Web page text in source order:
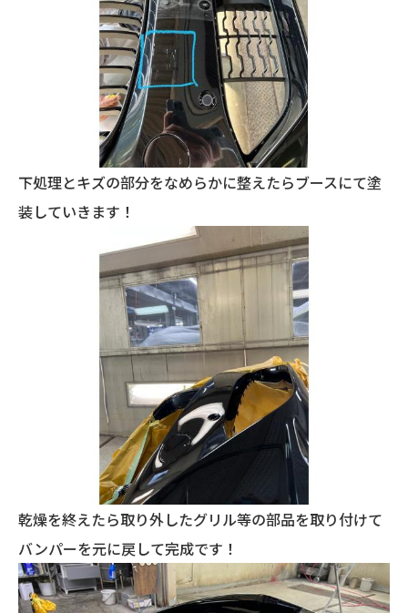
下処理とキズの部分をなめらかに整えたらブースにて塗
装していきます！
乾燥を終えたら取り外したグリル等の部品を取り付けて
バンパーを元に戻して完成です！